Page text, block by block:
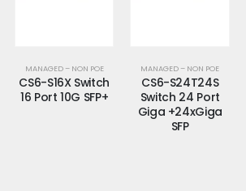
MANAGED – NON POE
CS6-S16X Switch
16 Port 10G SFP+
MANAGED – NON POE
CS6-S24T24S
Switch 24 Port
Giga +24xGiga
SFP